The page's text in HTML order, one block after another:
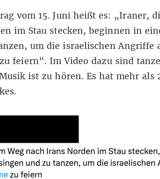
vom 15. Juniheißt es: „Iraner,
im Stau stecken, beginnen in
um die israelischen Angriffe
feiern“. Im Video dazu sind
ist zu hören. Es hat mehr als